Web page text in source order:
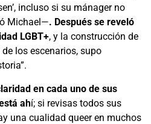
incluso si su mánager no
Michael—. Después se reveló
LGBT+, y la construcción de
los escenarios, supo
en cada uno de sus
ahí; si revisas todos sus
una cualidad queer en muchos